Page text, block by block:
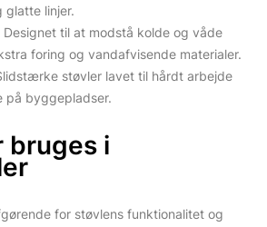
glatte linjer.
Designet til at modstå kolde og våde
foring og vandafvisende materialer.
støvler lavet til hårdt arbejde
på byggepladser.
bruges i
for støvlens funktionalitet og